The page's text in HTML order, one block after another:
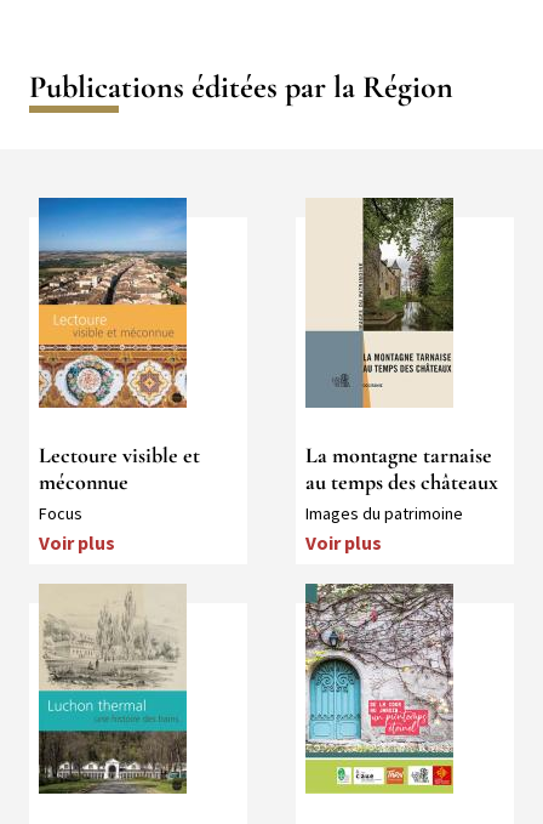
Publications éditées par la Région
Média
Lectoure visible et
méconnue
Collection
Focus
Voir plus
La montagne tarnaise
au temps des châteaux
Collection
Images du patrimoine
Voir plus
Médias